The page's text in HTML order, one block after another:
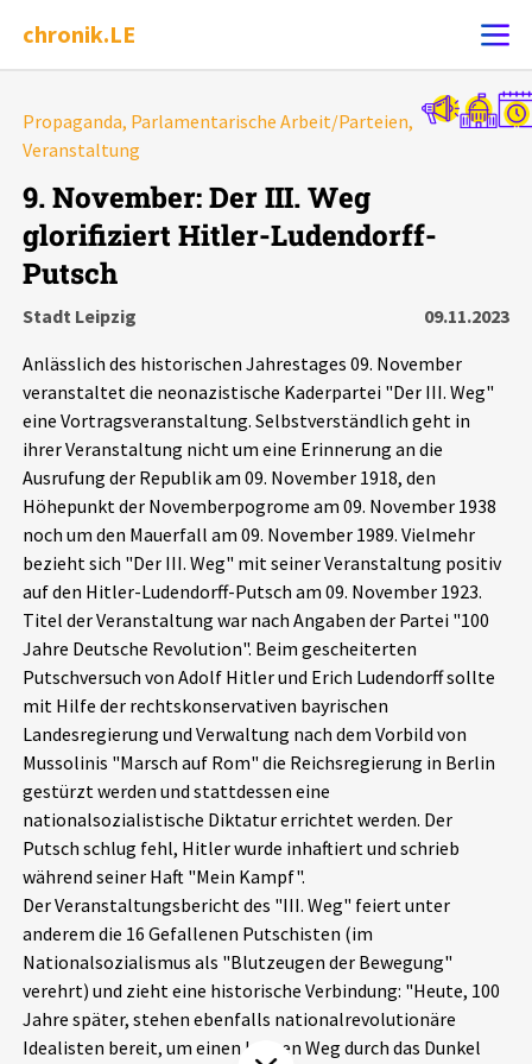
chronik.LE
Ereignis melden
Chronik
Dossiers
Schlaglichter
Phänomene
Aktuelles
Alle Beiträge
Veranstaltungen
Pressemitteilungen
Podcasts
Projektbeschreibung
Kontakt
Unterstützer_innen
Spenden
chronik.LE in der Presse
Propaganda, Parlamentarische Arbeit/Parteien,
Veranstaltung
9. November: Der III. Weg
glorifiziert Hitler-Ludendorff-
Putsch
Stadt Leipzig
09.11.2023
Anlässlich des historischen Jahrestages 09. November
veranstaltet die neonazistische Kaderpartei "Der III. Weg"
eine Vortragsveranstaltung. Selbstverständlich geht in
ihrer Veranstaltung nicht um eine Erinnerung an die
Ausrufung der Republik am 09. November 1918, den
Höhepunkt der Novemberpogrome am 09. November 1938
noch um den Mauerfall am 09. November 1989. Vielmehr
bezieht sich "Der III. Weg" mit seiner Veranstaltung positiv
auf den Hitler-Ludendorff-Putsch am 09. November 1923.
Titel der Veranstaltung war nach Angaben der Partei "100
Jahre Deutsche Revolution". Beim gescheiterten
Putschversuch von Adolf Hitler und Erich Ludendorff sollte
mit Hilfe der rechtskonservativen bayrischen
Landesregierung und Verwaltung nach dem Vorbild von
Mussolinis "Marsch auf Rom" die Reichsregierung in Berlin
gestürzt werden und stattdessen eine
nationalsozialistische Diktatur errichtet werden. Der
Putsch schlug fehl, Hitler wurde inhaftiert und schrieb
während seiner Haft "Mein Kampf".
Der Veranstaltungsbericht des "III. Weg" feiert unter
anderem die 16 Gefallenen Putschisten (im
Nationalsozialismus als "Blutzeugen der Bewegung"
verehrt) und zieht eine historische Verbindung: "Heute, 100
Jahre später, stehen ebenfalls nationalrevolutionäre
Idealisten bereit, um einen langen Weg durch das Dunkel
Alle Ereignisse
7502Ereignisse
Ereignisse Statistik